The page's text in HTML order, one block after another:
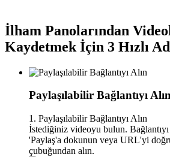
İlham Panolarından
Kaydetmek İçin 3 Hızlı
Paylaşılabilir Bağlantıyı
1. Paylaşılabilir Bağlantıyı Alın
İstediğiniz videoyu bulun.
'Paylaş'a dokunun veya URL'yi
çubuğundan alın.